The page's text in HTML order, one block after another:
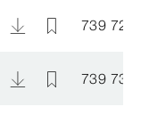
739 720
739 737